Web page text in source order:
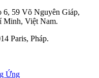
6, 59 Võ Nguyên Giáp,
Minh, Việt Nam.
Paris, Pháp.
Ứng